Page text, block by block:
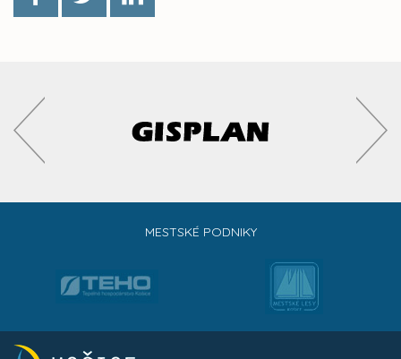
MESTSKÉ PODNIKY